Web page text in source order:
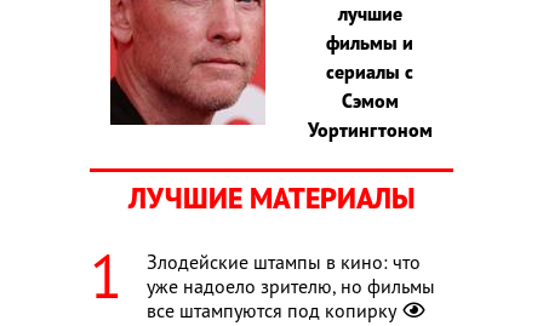
лучшие
фильмы и
сериалы с
Сэмом
Уортингтоном
ЛУЧШИЕ МАТЕРИАЛЫ
Злодейские штампы в кино: что
уже надоело зрителю, но фильмы
все штампуются под копирку